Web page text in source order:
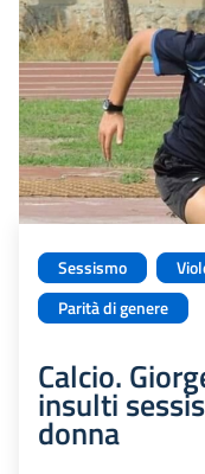
Sessismo
Parità di genere
Calcio.
insulti
donna